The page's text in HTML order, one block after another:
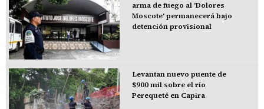
arma de fuego al 'Dolores
Moscote' permanecerá bajo
detención provisional
Levantan nuevo puente de
$900 mil sobre el río
Perequeté en Capira